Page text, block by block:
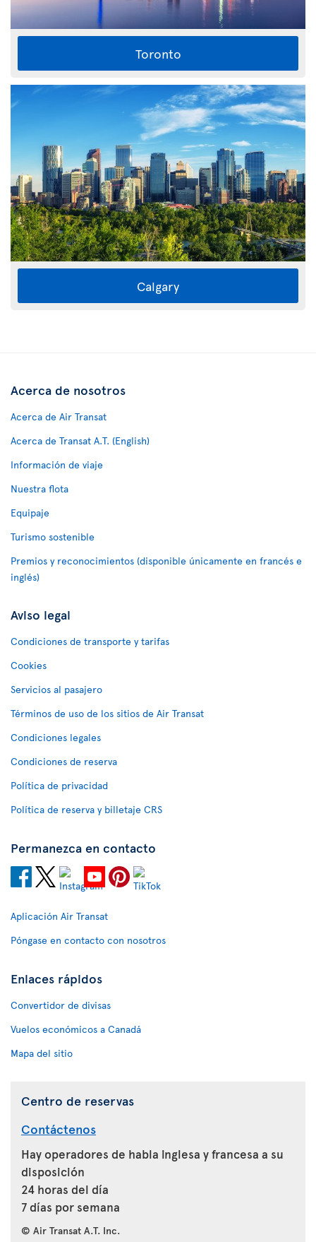
Toronto
Calgary
Acerca de nosotros
Acerca de Air Transat
Acerca de Transat A.T. (English)
Información de viaje
Nuestra flota
Equipaje
Turismo sostenible
Premios y reconocimientos (disponible únicamente en francés e
inglés)
Aviso legal
Condiciones de transporte y tarifas
Cookies
Servicios al pasajero
Términos de uso de los sitios de Air Transat
Condiciones legales
Condiciones de reserva
Política de privacidad
Política de reserva y billetaje CRS
Permanezca en contacto
Aplicación Air Transat
Póngase en contacto con nosotros
Enlaces rápidos
Convertidor de divisas
Vuelos económicos a Canadá
Mapa del sitio
Centro de reservas
Contáctenos
Hay operadores de habla inglesa y francesa a su
disposición
24 horas del día
7 días por semana
© Air Transat A.T. Inc.